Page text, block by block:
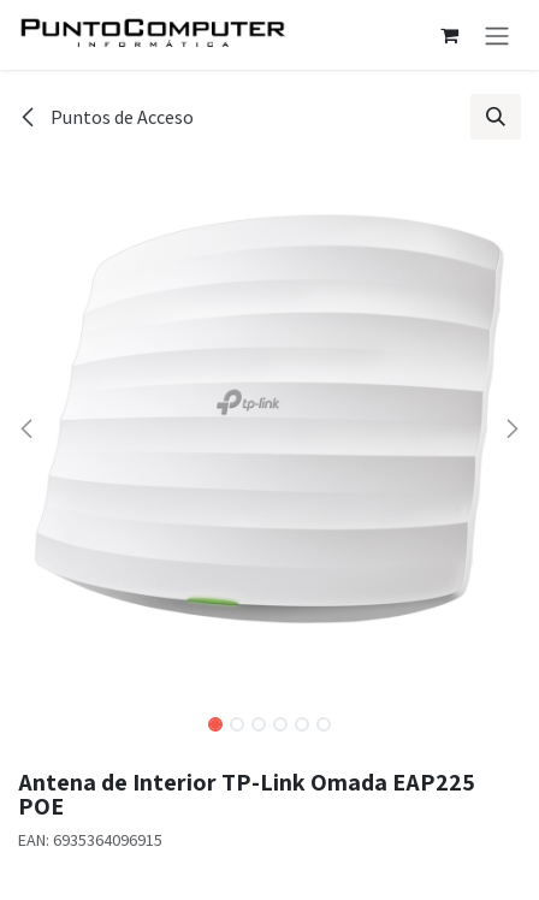
Ir al contenido
Puntos de Acceso
Antena de Interior TP-Link Omada EAP225
POE
EAN: 6935364096915